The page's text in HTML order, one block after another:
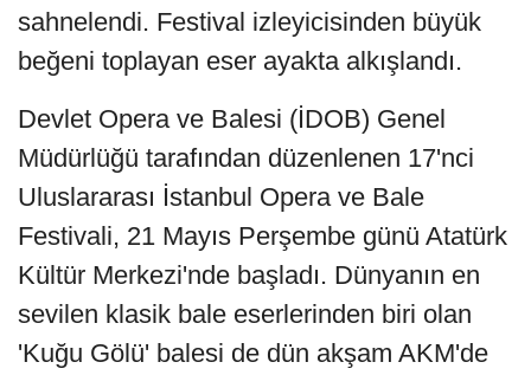
sahnelendi. Festival izleyicisinden büyük
beğeni toplayan eser ayakta alkışlandı.
Devlet Opera ve Balesi (İDOB) Genel
Müdürlüğü tarafından düzenlenen 17'nci
Uluslararası İstanbul Opera ve Bale
Festivali, 21 Mayıs Perşembe günü Atatürk
Kültür Merkezi'nde başladı. Dünyanın en
sevilen klasik bale eserlerinden biri olan
'Kuğu Gölü' balesi de dün akşam AKM'de